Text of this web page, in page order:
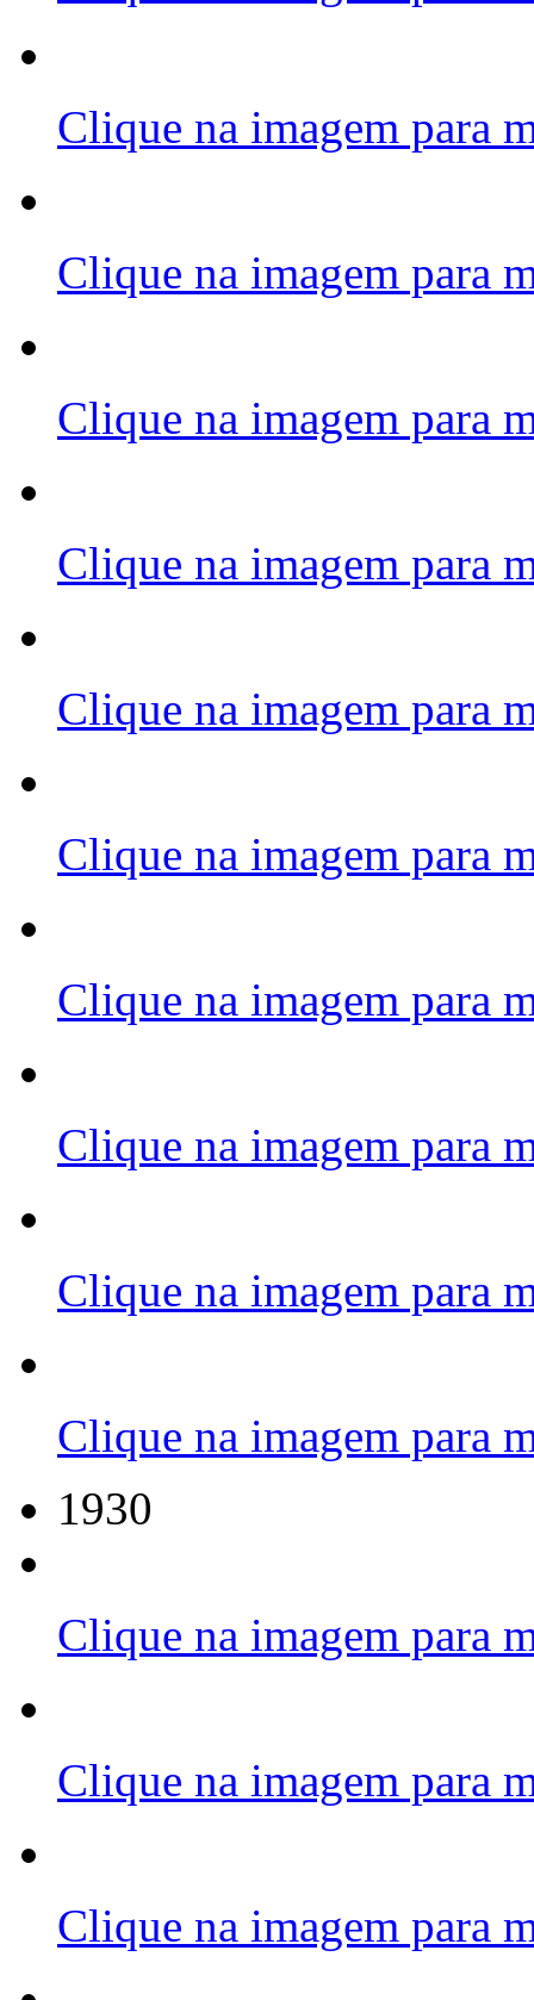
Clique na imagem para
Clique na imagem para
Clique na imagem para
Clique na imagem para
Clique na imagem para
Clique na imagem para
Clique na imagem para
Clique na imagem para
Clique na imagem para
Clique na imagem para
1930
Clique na imagem para
Clique na imagem para
Clique na imagem para